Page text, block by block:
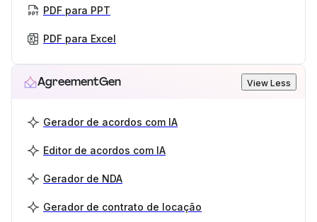
PDF para PPT
PDF para Excel
AgreementGen View Less
Gerador de acordos com IA
Editor de acordos com IA
Gerador de NDA
Gerador de contrato de locação